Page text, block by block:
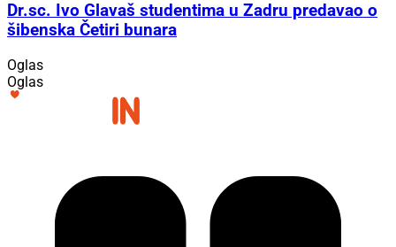
Dr.sc. Ivo Glavaš studentima u Zadru predavao o
šibenska Četiri bunara
Oglas
Oglas